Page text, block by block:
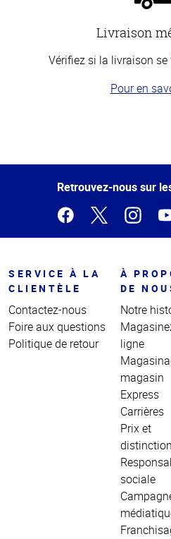
Livraison
Vérifiez si la livraison
Pour en
de la
Retrouvez-nous sur
SERVICE À LA
CLIENTÈLE
Contactez-nous
Foire aux questions
Politique de retour
À
DE
Notre
ligne
magasin
Express
Carrières
Prix et
sociale